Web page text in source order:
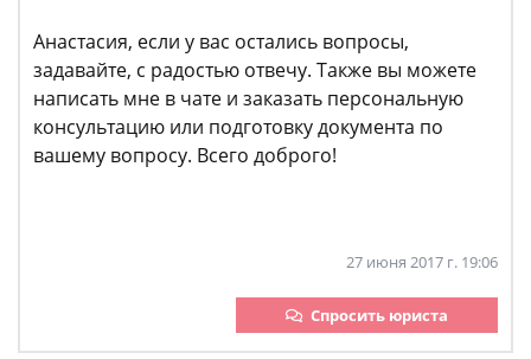
Анастасия, если у вас остались вопросы,
задавайте, с радостью отвечу. Также вы можете
написать мне в чате и заказать персональную
консультацию или подготовку документа по
вашему вопросу. Всего доброго!
27 июня 2017 г. 19:06
Спросить юриста